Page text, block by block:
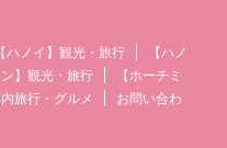
【ハノイ】観光・旅行
【ハノ
ン】観光・旅行
【ホーチミ
旅行・グルメ
お問い合わ